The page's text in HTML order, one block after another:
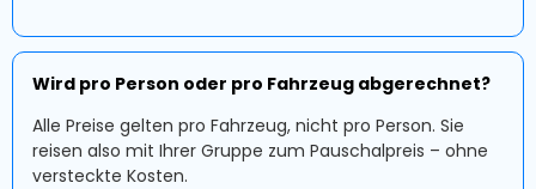
Wird pro Person oder pro Fahrzeug abgerechnet?
Alle Preise gelten pro Fahrzeug, nicht pro Person. Sie
reisen also mit Ihrer Gruppe zum Pauschalpreis – ohne
versteckte Kosten.